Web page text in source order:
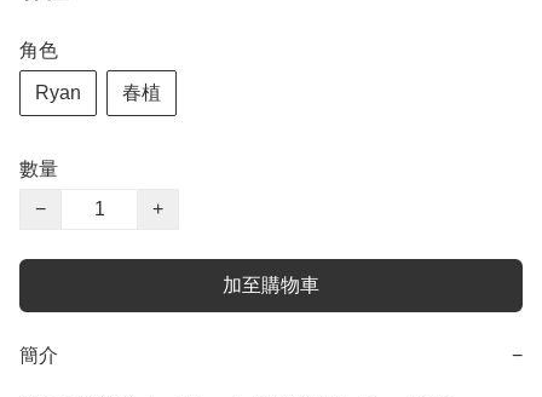
角色
Ryan 春植
數量
−
+
加至購物車
簡介 −